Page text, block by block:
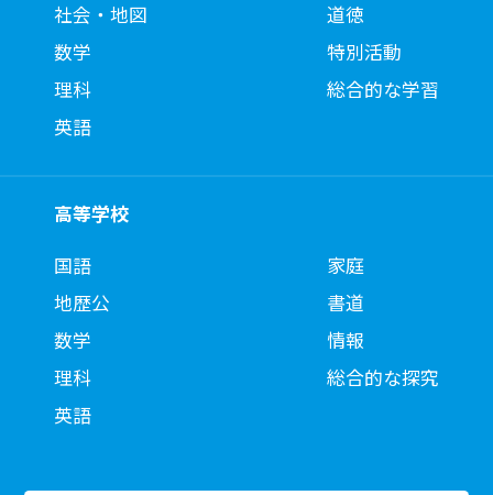
社会・地図
数学
理科
英語
道徳
特別活動
総合的な学習
高等学校
国語
地歴公
数学
理科
英語
家庭
書道
情報
総合的な探究